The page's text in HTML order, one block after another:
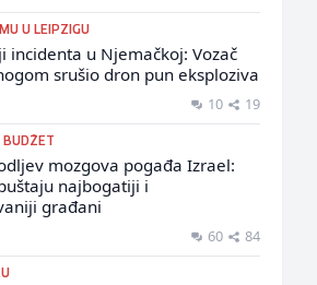
U LEIPZIGU
incidenta u Njemačkoj: Vozač
srušio dron pun eksploziva
10 19
BUDŽET
mozgova pogađa Izrael:
najbogatiji i
građani
60 84